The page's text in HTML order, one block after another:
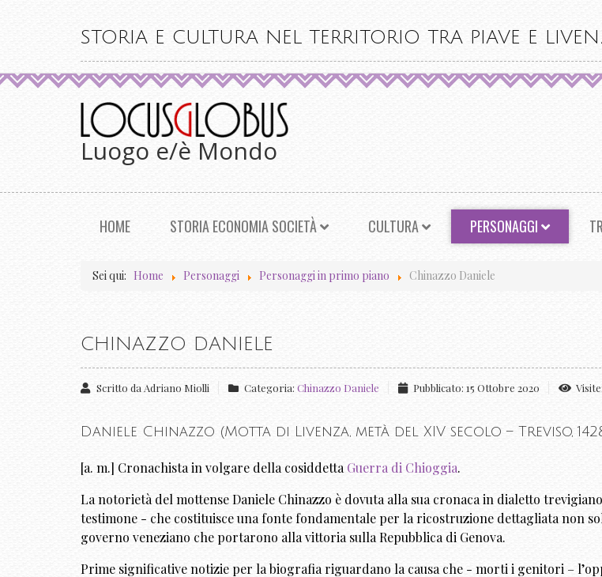
STORIA E CULTURA NEL TERRITORIO TRA PIAVE E
Luogo e/è Mondo
HOME STORIA ECONOMIA SOCIETÀ CULTURA PERSONAGGI
Sei qui: Home Personaggi Personaggi in primo piano Chinazzo Daniele
CHINAZZO DANIELE
Scritto da Adriano Miolli Categoria:Chinazzo Daniele Pubblicato: 15 Ottobre 2020
Daniele Chinazzo (Motta di Livenza, metà del XIV secolo – Treviso,
[a. m.] Cronachista in volgare della cosiddetta Guerra di Chioggia.
La notorietà del mottense Daniele Chinazzo è dovuta alla sua cronaca in dialetto
testimone - che costituisce una fonte fondamentale per la ricostruzione dettagliata non
governo veneziano che portarono alla vittoria sulla Repubblica di Genova.
Prime significative notizie per la biografia riguardano la causa che - morti i genitori –